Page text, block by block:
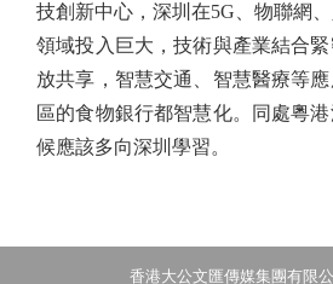
技創新中心，深圳在5G、物聯網
領域投入巨大，技術與產業結合
放共享，智慧交通、智慧醫療等
區的食物銀行都智慧化。同處粵
候應該多向深圳學習。
香港大公文匯傳媒集團有限